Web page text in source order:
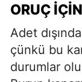
ORUÇ
Adet
çünkü bu
durumlar